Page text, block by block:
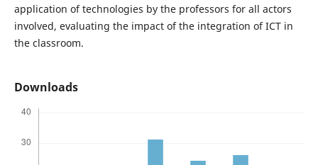
application of technologies by the professors for all actors
involved, evaluating the impact of the integration of ICT in
the classroom.
Downloads